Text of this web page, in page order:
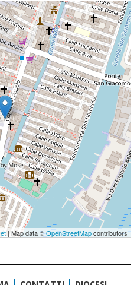
| Map data ©OpenStreetMapcontributors